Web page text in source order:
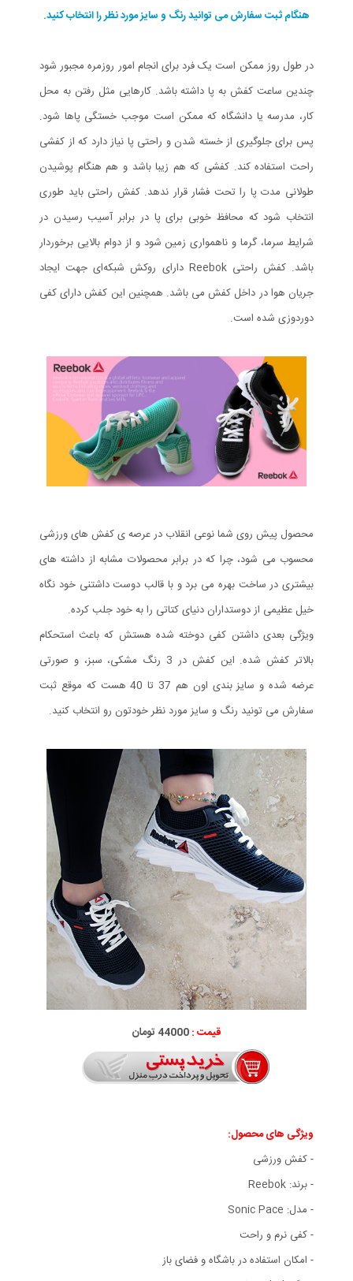
هنگام ثبت سفارش می توانید رنگ و سایز مورد نظر را انتخاب کنید.
در طول روز ممکن است یک فرد برای انجام امور روزمره مجبور شود
چندین ساعت کفش به پا داشته باشد. کارهایی مثل رفتن به محل
کار، مدرسه یا دانشگاه که ممکن است موجب خستگی پاها شود.
پس برای جلوگیری از خسته شدن و راحتی پا نیاز دارد که از کفشی
راحت استفاده کند. کفشی که هم زیبا باشد و هم هنگام پوشیدن
طولانی مدت پا را تحت فشار قرار ندهد. کفش راحتی باید طوری
انتخاب شود که محافظ خوبی برای پا در برابر آسیب رسیدن در
شرایط سرما، گرما و ناهمواری زمین شود و از دوام بالایی برخوردار
باشد. کفش راحتی Reebok دارای روکش شبکه‌ای جهت ایجاد
جریان هوا در داخل کفش می باشد. همچنین این کفش دارای کفی
دوردوزی شده است.
محصول پیش روی شما نوعی انقلاب در عرصه ی کفش های ورزشی
محسوب می شود، چرا که در برابر محصولات مشابه از داشته های
بیشتری در ساخت بهره می برد و با قالب دوست داشتنی خود نگاه
خیل عظیمی از دوستداران دنیای کتاتی را به خود جلب کرده.
ویژگی بعدی داشتن کفی دوخته شده هستش که باعث استحکام
بالاتر کفش شده. این کفش در 3 رنگ مشکی، سبز، و صورتی
عرضه شده و سایز بندی اون هم 37 تا 40 هست که موقع ثبت
سفارش می تونید رنگ و سایز مورد نظر خودتون رو انتخاب کنید.
قیمت :44000 تومان
ویژگی های محصول:
- کفش ورزشی
- برند: Reebok
- مدل: Sonic Pace
- کفی نرم و راحت
- امکان استفاده در باشگاه و فضای باز